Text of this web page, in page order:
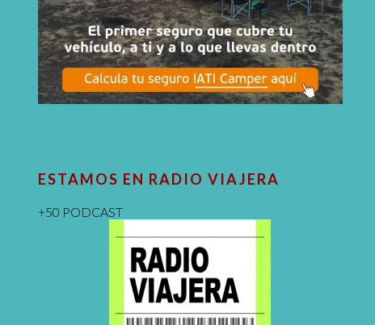
ESTAMOS EN RADIO VIAJERA
+50 PODCAST